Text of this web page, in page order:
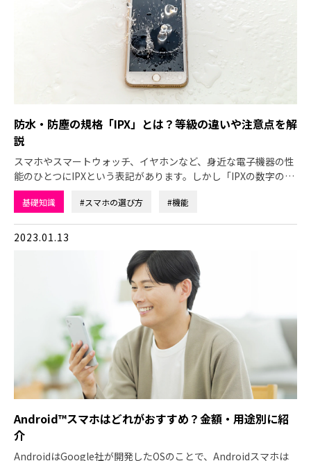
防水・防塵の規格「IPX」とは？等級の違いや注意点を解
説
スマホやスマートウォッチ、イヤホンなど、身近な電子機器の性
能のひとつにIPXという表記があります。しかし「IPXの数字の…
基礎知識 #スマホの選び方 #機能
2023.01.13
Android™スマホはどれがおすすめ？金額・用途別に紹
介
AndroidはGoogle社が開発したOSのことで、Androidスマホは